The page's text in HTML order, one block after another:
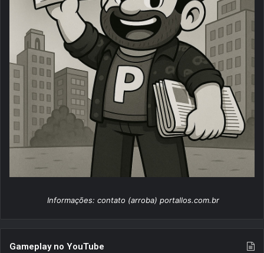
Informações: contato (arroba) portallos.com.br
Gameplay no YouTube